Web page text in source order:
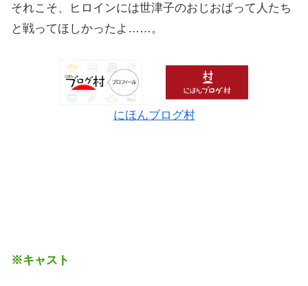
それこそ、ヒロインには世津子のおじおばって人たち
と戦ってほしかったよ……。
にほんブログ村
※キャスト